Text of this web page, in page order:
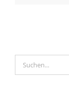
Suche
nach: